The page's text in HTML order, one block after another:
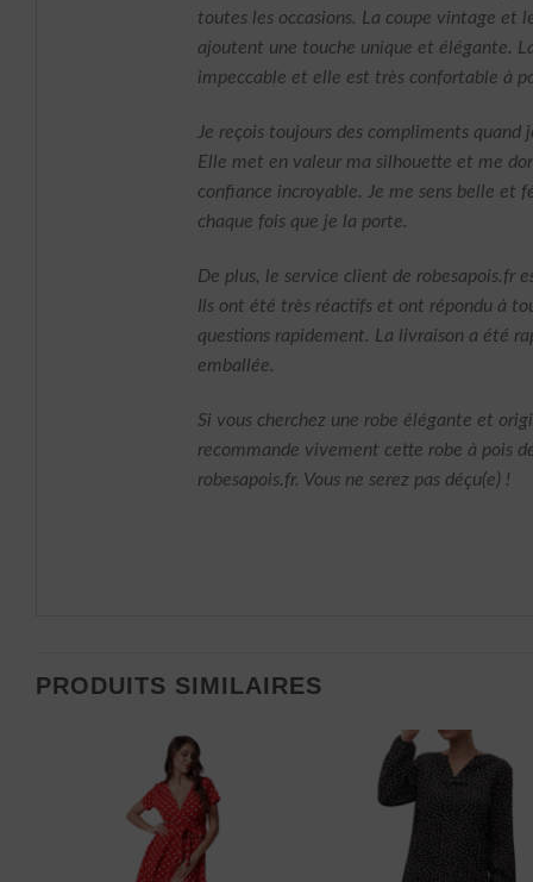
toutes les occasions. La coupe vintage et
ajoutent une touche unique et élégante.
impeccable et elle est très confortable à
Je reçois toujours des compliments quand
Elle met en valeur ma silhouette et me
confiance incroyable. Je me sens belle et
chaque fois que je la porte.
De plus, le service client de robesapois.fr
Ils ont été très réactifs et ont répondu à
questions rapidement. La livraison a été
emballée.
Si vous cherchez une robe élégante et
recommande vivement cette robe à pois
robesapois.fr. Vous ne serez pas déçu(e) !
PRODUITS SIMILAIRES